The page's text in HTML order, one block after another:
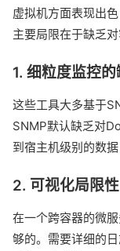
虚拟机方面表现出
主要局限在于缺乏
1. 细粒度监控
这些工具大多基于
SNMP默认缺乏对
到宿主机级别的数
2. 可视化局限性
在一个跨容器的微
够的。需要详细的